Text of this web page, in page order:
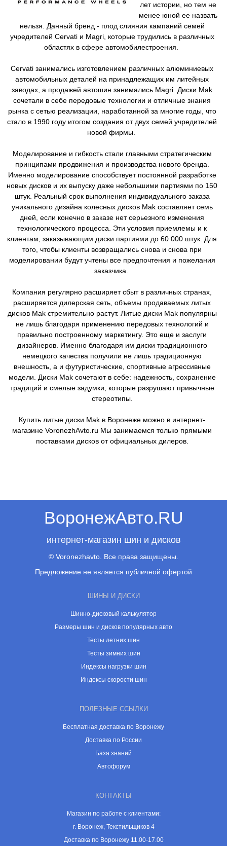
лет истории, но тем не
менее юной ее назвать
нельзя. Данный бренд - плод слияния кампаний семей
учредителей Cervati и Magri, которые трудились в различных
областях в сфере автомобилестроения.
Cervati занимались изготовлением различных алюминиевых
автомобильных деталей на принадлежащих им литейных
заводах, а продажей автошин занимались Magri. Диски Mak
сочетали в себе передовые технологии и отличные знания
рынка с сетью реализации, наработанной за многие годы, что
стало в 1990 году итогом создания от двух семей учредителей
новой фирмы.
Моделирование и гибкость стали главными стратегическим
принципами продвижения и производства нового бренда.
Именно моделирование способствует постоянной разработке
новых дисков и их выпуску даже небольшими партиями по 150
штук. Реальный срок выполнения индивидуального заказа
уникального дизайна колесных дисков Mak составляет семь
дней, если конечно в заказе нет серьезного изменения
технологического процесса. Эти условия приемлемы и к
клиентам, заказывающим диски партиями до 60 000 штук. Для
того, чтобы клиенты возвращались снова и снова при
моделировании будут учтены все предпочтения и пожелания
заказчика.
Компания регулярно расширяет сбыт в различных странах,
расширяется дилерская сеть, объемы продаваемых литых
дисков Mak стремительно растут. Литые диски Mak популярны
не лишь благодаря применению передовых технологий и
правильно построенному маркетингу. Это еще и заслуги
дизайнеров. Именно благодаря им диски традиционного
немецкого качества получили не лишь традиционную
внешность, а и футуристические, спортивные агрессивные
модели. Диски Mak сочетают в себе: надежность, сохранение
традиций и смелые задумки, которые разрушают привычные
стереотипы.
Купить литые диски Mak в Воронеже можно в интернет-
магазине VoronezhAvto.ru Мы занимаемся только прямыми
поставками дисков от официальных дилеров.
ВоронежАвто.RU
интернет-магазин шин и дисков
© Voronezhavto. Все права защищены.
Предложение не является публичной офертой
ШИНЫ И ДИСКИ
Шинно-дисковый калькулятор
Размеры шин и дисков популярных авто
Тесты летних шин
Тесты зимних шин
Индексы нагрузки шин
Индексы скорости шин
ПОЛЕЗНЫЕ ССЫЛКИ
Бесплатная доставка по Воронежу
Доставка по России
База знаний
Автофорум
КОНТАКТЫ
Магазин по работе с клиентами:
г. Воронеж, Текстильщиков 4
Доставка по Воронежу 11.00-17.00